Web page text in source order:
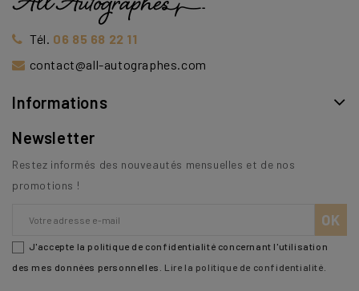
Tél. 06 85 68 22 11
contact@all-autographes.com
Informations
Newsletter
Restez informés des nouveautés mensuelles et de nos
promotions !
J'accepte la politique de confidentialité concernant l'utilisation
des mes données personnelles. Lire la politique de confidentialité